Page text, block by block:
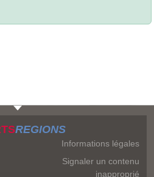
REGIONS
Informations légales
Signaler un contenu
inapproprié